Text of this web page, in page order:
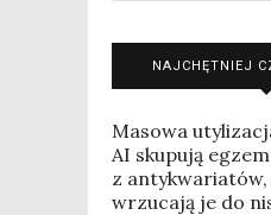
NAJCHĘTNIEJ
Masowa
AI skupują
z
wrzucają je do